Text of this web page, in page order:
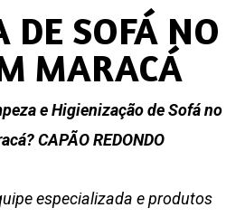
DE SOFÁ NO
MARACÁ
e Higienização de Sofá no
CAPÃO REDONDO
especializada e produtos